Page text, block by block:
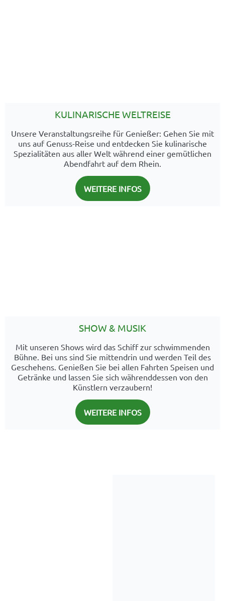
KULINARISCHE WELTREISE
Unsere Veranstaltungsreihe für Genießer: Gehen Sie mit
uns auf Genuss-Reise und entdecken Sie kulinarische
Spezialitäten aus aller Welt während einer gemütlichen
Abendfahrt auf dem Rhein.
WEITERE INFOS
SHOW & MUSIK
Mit unseren Shows wird das Schiff zur schwimmenden
Bühne. Bei uns sind Sie mittendrin und werden Teil des
Geschehens. Genießen Sie bei allen Fahrten Speisen und
Getränke und lassen Sie sich währenddessen von den
Künstlern verzaubern!
WEITERE INFOS